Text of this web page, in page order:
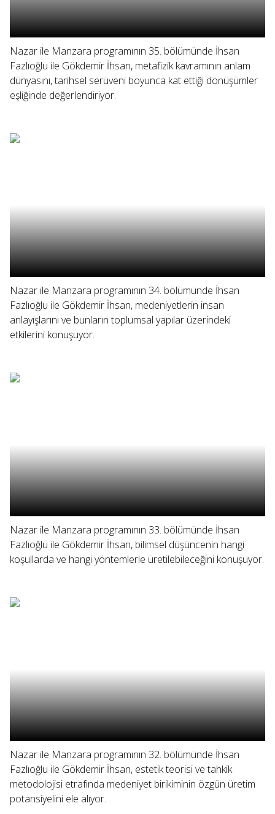
Nazar ile Manzara programının 35. bölümünde İhsan
Fazlıoğlu ile Gökdemir İhsan, metafizik kavramının anlam
dünyasını, tarihsel serüveni boyunca kat ettiği dönüşümler
eşliğinde değerlendiriyor.
Nazar ile Manzara programının 34. bölümünde İhsan
Fazlıoğlu ile Gökdemir İhsan, medeniyetlerin insan
anlayışlarını ve bunların toplumsal yapılar üzerindeki
etkilerini konuşuyor.
Nazar ile Manzara programının 33. bölümünde İhsan
Fazlıoğlu ile Gökdemir İhsan, bilimsel düşüncenin hangi
koşullarda ve hangi yöntemlerle üretilebileceğini konuşuyor.
Nazar ile Manzara programının 32. bölümünde İhsan
Fazlıoğlu ile Gökdemir İhsan, estetik teorisi ve tahkik
metodolojisi etrafında medeniyet birikiminin özgün üretim
potansiyelini ele alıyor.